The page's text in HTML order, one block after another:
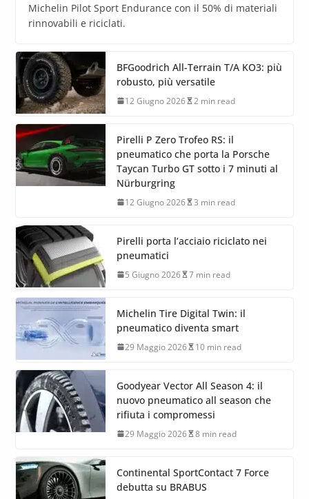
Michelin Pilot Sport Endurance con il 50% di materiali
rinnovabili e riciclati.
BFGoodrich All-Terrain T/A KO3: più
robusto, più versatile
12 Giugno 2026 2 min read
Pirelli P Zero Trofeo RS: il
pneumatico che porta la Porsche
Taycan Turbo GT sotto i 7 minuti al
Nürburgring
12 Giugno 2026 3 min read
Pirelli porta l’acciaio riciclato nei
pneumatici
5 Giugno 2026 7 min read
Michelin Tire Digital Twin: il
pneumatico diventa smart
29 Maggio 2026 10 min read
Goodyear Vector All Season 4: il
nuovo pneumatico all season che
rifiuta i compromessi
29 Maggio 2026 8 min read
Continental SportContact 7 Force
debutta su BRABUS